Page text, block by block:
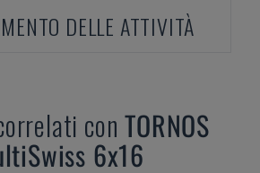
DELLE ATTIVITÀ
conTORNOS
6x16